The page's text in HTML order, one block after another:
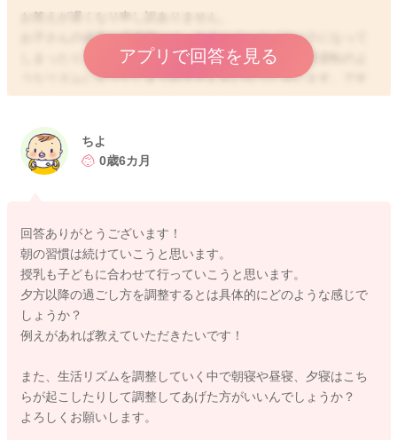
お答えが遅くなり申し訳ありません。
お子さんの成長の過渡期には、生活リズムがバラバラになって
しまったり、就寝時間が遅くなったり、一時的に昼夜逆転のよ
うなリズムになってしまうお子さんもいらっしゃいます。です
が、朝は7〜8時ごろに起きられているということであれば、お
もし少しグズグズしてしまっていても、決まった時間に一旦起
こしていただいて、陽の光を浴びる、お顔を拭く、着替えをす
境で寝かしつけをなさってみてくださいね。日中の過ごし方
は、毎日同じにはならないと思いますが、就寝時間から逆算し
て、特に夕方以降の過ごし方などを調整していただくといいか
もしれませんね。また、生後半年頃のお子さんであれば、夜中
はお子さんが起きなければ授乳はなさらなくてもいいですよ。
お子さんの欲求に合わせていただいていい時期と思います。
アプリで回答を見る
ちよ
0歳6カ月
回答ありがとうございます！
朝の習慣は続けていこうと思います。
授乳も子どもに合わせて行っていこうと思います。
夕方以降の過ごし方を調整するとは具体的にどのような感じで
しょうか？
例えがあれば教えていただきたいです！
また、生活リズムを調整していく中で朝寝や昼寝、夕寝はこち
らが起こしたりして調整してあげた方がいいんでしょうか？
よろしくお願いします。